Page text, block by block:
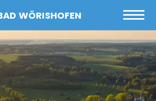
WÖRISHOFEN